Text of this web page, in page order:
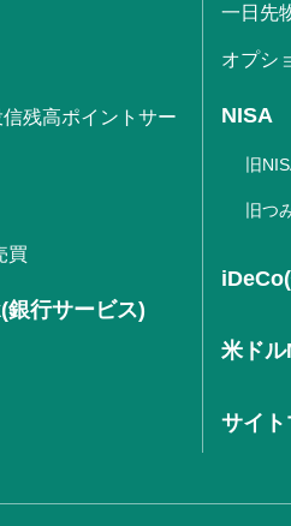
残高ポイントサー
買
行サービス)
一日先
オプシ
NISA
旧
旧つ
米ド
サイ